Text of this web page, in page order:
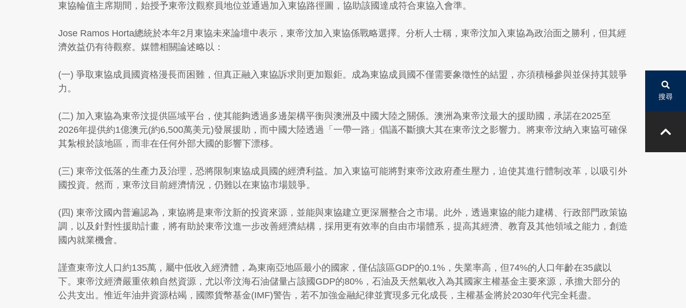
東協輪值主席期間，始授予東帝汶觀察員地位並通過加入東協路徑圖，協助該國達成符合東協入會準。
Jose Ramos Horta總統於本年2月東協未來論壇中表示，東帝汶加入東協係戰略選擇。分析人士稱，東帝汶加入東協為政治面之勝利，但其經
濟效益仍有待觀察。媒體相關論述略以：
(一) 爭取東協成員國資格漫長而困難，但真正融入東協訴求則更加艱鉅。成為東協成員國不僅需要象徵性的結盟，亦須積極參與並保持其競爭
力。
(二) 加入東協為東帝汶提供區域平台，使其能夠透過多邊架構平衡與澳洲及中國大陸之關係。澳洲為東帝汶最大的援助國，承諾在2025至
2026年提供約1億澳元(約6,500萬美元)發展援助，而中國大陸透過「一帶一路」倡議不斷擴大其在東帝汶之影響力。將東帝汶納入東協可確保
其紮根於該地區，而非在任何外部大國的影響下漂移。
(三) 東帝汶低落的生產力及治理，恐將限制東協成員國的經濟利益。加入東協可能將對東帝汶政府產生壓力，迫使其進行體制改革，以吸引外
國投資。然而，東帝汶目前經濟情況，仍難以在東協市場競爭。
(四) 東帝汶國內普遍認為，東協將是東帝汶新的投資來源，並能與東協建立更深層整合之市場。此外，透過東協的能力建構、行政部門政策協
調，以及針對性援助計畫，將有助於東帝汶進一步改善經濟結構，採用更有效率的自由市場體系，提高其經濟、教育及其他領域之能力，創造
國內就業機會。
謹查東帝汶人口約135萬，屬中低收入經濟體，為東南亞地區最小的國家，僅佔該區GDP的0.1%，失業率高，但74%的人口年齡在35歲以
下。東帝汶經濟嚴重依賴自然資源，尤以帝汶海石油儲量占該國GDP的80%，石油及天然氣收入為其國家主權基金主要來源，承擔大部分的
公共支出。惟近年油井資源枯竭，國際貨幣基金(IMF)警告，若不加強金融紀律並實現多元化成長，主權基金將於2030年代完全耗盡。
搜尋